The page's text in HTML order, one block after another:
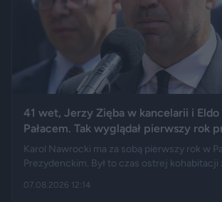
41 wet, Jerzy Zięba w kancelarii i
Pałacem. Tak wyglądał pierwszy rok
Karola Nawrockiego
Karol Nawrocki ma za sobą pierwszy rok w
Prezydenckim. Był to czas ostrej kohabitacji
brakowało też wydarzeń z zupełnie innej
07.08.2026 12:14